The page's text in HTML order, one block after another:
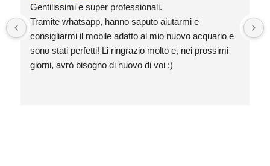
Gentilissimi e super professionali.
Tramite whatsapp, hanno saputo aiutarmi e
consigliarmi il mobile adatto al mio nuovo acquario e
sono stati perfetti! Li ringrazio molto e, nei prossimi
giorni, avrò bisogno di nuovo di voi :)